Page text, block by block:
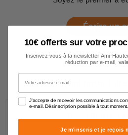
Écrire un
Pourquoi nous faire
10€ offerts sur votre
Inscrivez-vous à la newsletter Ami-
réduction par e-mail,
Votre adresse e-mail
J'accepte de recevoir les communications
e-mail. Désinscription possible à tout moment.
Je m'inscris et je reçois